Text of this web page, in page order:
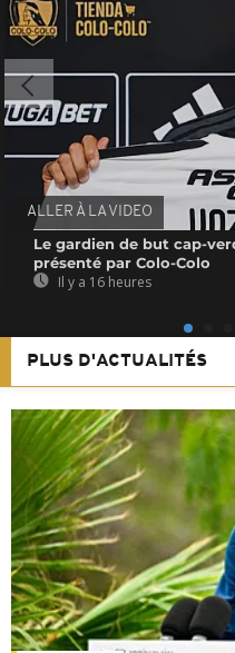
ALLER À LA VIDEO
Le gardien de but cap-
présenté par Colo-Colo
Il y a 16 heures
PLUS D'ACTUALITÉS